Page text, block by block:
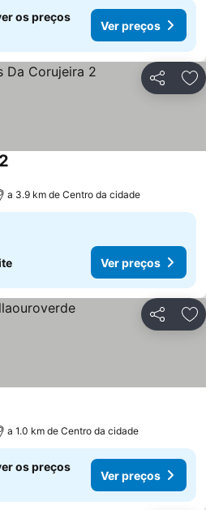
os preços
Ver preços
Partilhar
a 3.9 km de Centro da cidade
Ver preços
Partilhar
a 1.0 km de Centro da cidade
os preços
Ver preços